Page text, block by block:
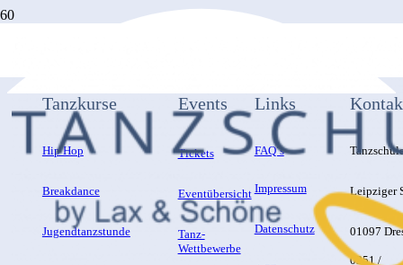
Tanzkurse
Hip Hop
Breakdance
Jugendtanzstunde
Events
Tickets
Eventübersicht
Tanz-
Wettbewerbe
Links
FAQ´s
Impressum
Datenschutz
Leipziger
01097
0351 /